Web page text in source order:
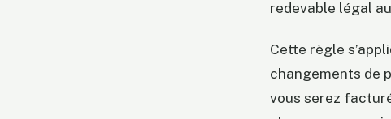
redevable légal
Cette règle
changements de
vous serez